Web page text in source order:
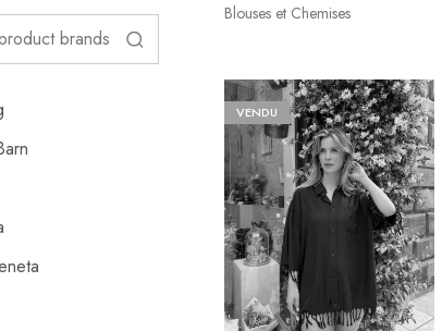
Blouses et Chemises
VENDU